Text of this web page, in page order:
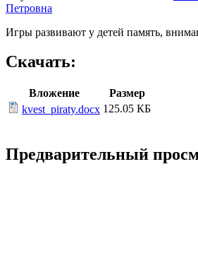
Петровна
Игры развивают у детей память,
Скачать:
Вложение
Размер
kvest_piraty.docx 125.05 КБ
Предварительный